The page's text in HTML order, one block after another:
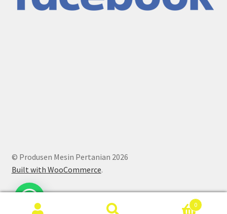
© Produsen Mesin Pertanian 2026
Built with WooCommerce.
0